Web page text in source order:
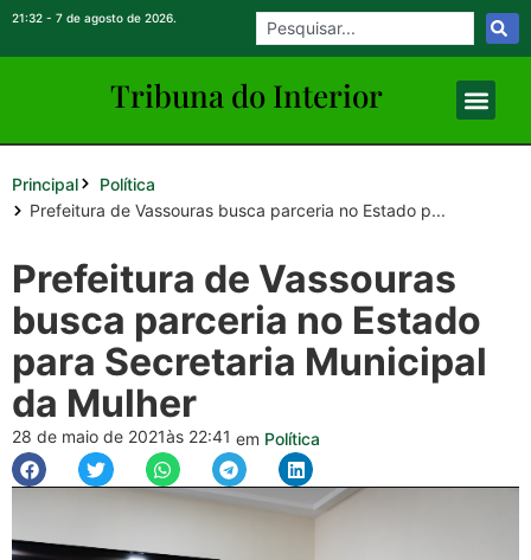
21:32 - 7 de agosto de 2026.
Tribuna do Interior
Principal
Política
Prefeitura de Vassouras busca parceria no Estado p...
Prefeitura de Vassouras
busca parceria no Estado
para Secretaria Municipal
da Mulher
28 de maio de 2021às 22:41 em Política